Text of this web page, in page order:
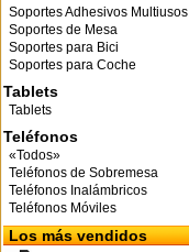
Soportes Adhesivos Multiusos
Soportes de Mesa
Soportes para Bici
Soportes para Coche
Tablets
Tablets
Teléfonos
«Todos»
Teléfonos de Sobremesa
Teléfonos Inalámbricos
Teléfonos Móviles
Los más vendidos